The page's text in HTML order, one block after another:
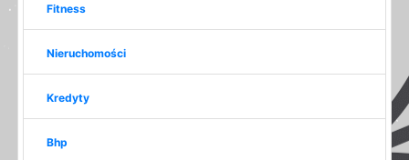
Fitness
Nieruchomości
Kredyty
Bhp